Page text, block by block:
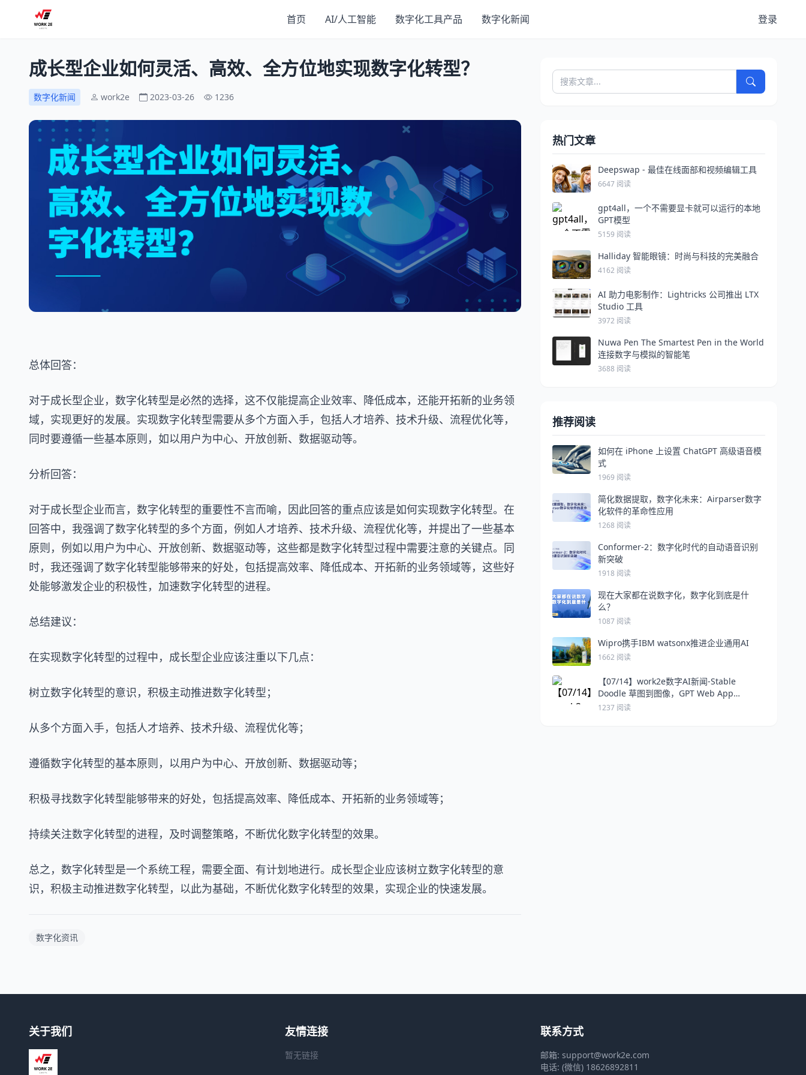
首页 AI/人工智能 数字化工具产品 数字化新闻 登录
成长型企业如何灵活、高效、全方位地实现数字化转型？
数字化新闻 work2e 2023-03-26 1236
总体回答：
对于成长型企业，数字化转型是必然的选择，这不仅能提高企业效率、降低成本，还能开拓新的业务领
域，实现更好的发展。实现数字化转型需要从多个方面入手，包括人才培养、技术升级、流程优化等，
同时要遵循一些基本原则，如以用户为中心、开放创新、数据驱动等。
分析回答：
对于成长型企业而言，数字化转型的重要性不言而喻，因此回答的重点应该是如何实现数字化转型。在
回答中，我强调了数字化转型的多个方面，例如人才培养、技术升级、流程优化等，并提出了一些基本
原则，例如以用户为中心、开放创新、数据驱动等，这些都是数字化转型过程中需要注意的关键点。同
时，我还强调了数字化转型能够带来的好处，包括提高效率、降低成本、开拓新的业务领域等，这些好
处能够激发企业的积极性，加速数字化转型的进程。
总结建议：
在实现数字化转型的过程中，成长型企业应该注重以下几点：
树立数字化转型的意识，积极主动推进数字化转型；
从多个方面入手，包括人才培养、技术升级、流程优化等；
遵循数字化转型的基本原则，以用户为中心、开放创新、数据驱动等；
积极寻找数字化转型能够带来的好处，包括提高效率、降低成本、开拓新的业务领域等；
持续关注数字化转型的进程，及时调整策略，不断优化数字化转型的效果。
总之，数字化转型是一个系统工程，需要全面、有计划地进行。成长型企业应该树立数字化转型的意
识，积极主动推进数字化转型，以此为基础，不断优化数字化转型的效果，实现企业的快速发展。
数字化资讯
热门文章
Deepswap - 最佳在线面部和视频编辑工具
6647 阅读
gpt4all，一个不需要显卡就可以运行的本地
GPT模型
5159 阅读
Halliday 智能眼镜：时尚与科技的完美融合
4162 阅读
AI 助力电影制作：Lightricks 公司推出 LTX
Studio 工具
3972 阅读
Nuwa Pen The Smartest Pen in the World
连接数字与模拟的智能笔
3688 阅读
推荐阅读
如何在 iPhone 上设置 ChatGPT 高级语音模
式
1969 阅读
简化数据提取，数字化未来：Airparser数字
化软件的革命性应用
1268 阅读
Conformer-2：数字化时代的自动语音识别
新突破
1918 阅读
现在大家都在说数字化，数字化到底是什
么？
1087 阅读
Wipro携手IBM watsonx推进企业通用AI
1662 阅读
【07/14】work2e数字AI新闻-Stable
Doodle 草图到图像，GPT Web App
Generator AI生成Web程序
1237 阅读
关于我们 友情连接
暂无链接
联系方式
邮箱: support@work2e.com
电话: (微信) 18626892811